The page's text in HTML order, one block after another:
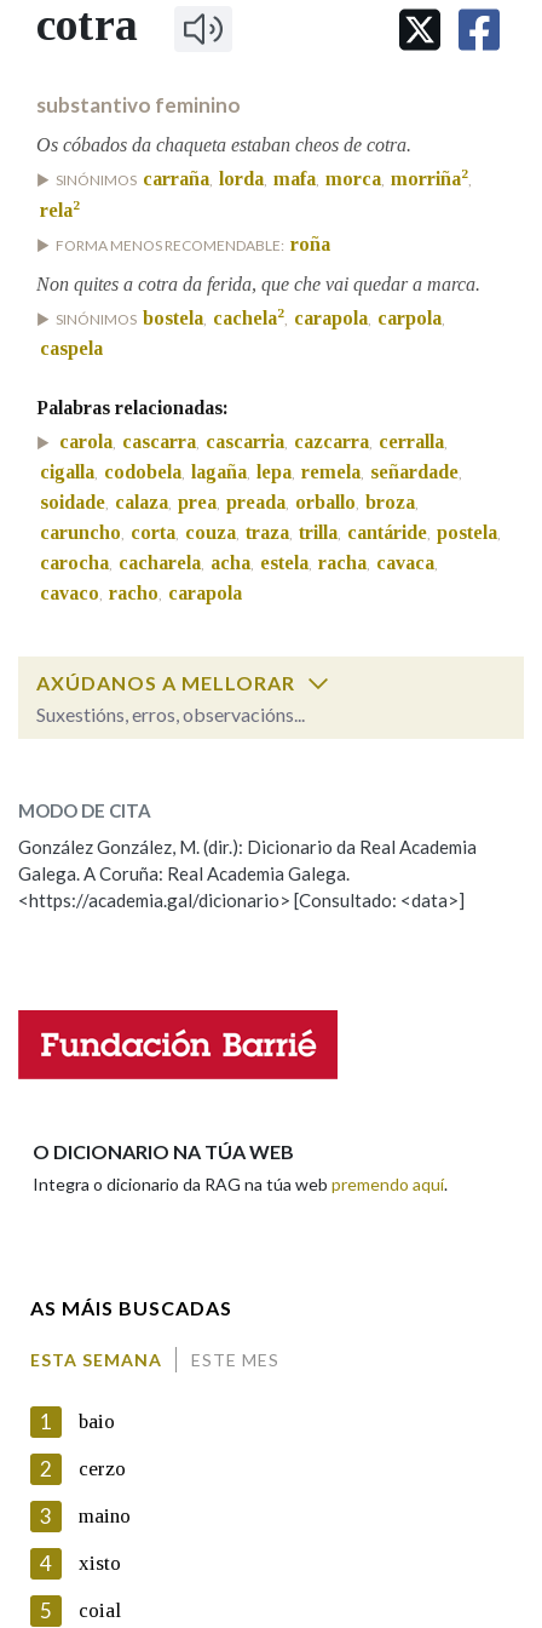
IDENTIDADE CORPORATIVA
MARCIAL DEL ADALID
FIGURAS HOMENAXEADAS
PRIMAVERA DAS LETRAS
PORTAL DAS PALABRAS
Facebook
TwitterYoutubeInstagram
Bluesky
BUSCAR NOS LEMAS
Remata por
Nos exemplos
OUTRAS OPCIÓNS DE BUSCA
cotra
substantivo feminino
Os cóbados da chaqueta estaban cheos de cotra.
SINÓNIMOS carraña, lorda, mafa, morca, morriña2,
rela2
FORMA MENOS RECOMENDABLE: roña
Non quites a cotra da ferida, que che vai quedar a marca.
SINÓNIMOS bostela, cachela2, carapola, carpola,
caspela
Palabras relacionadas:
carola, cascarra, cascarria, cazcarra, cerralla,
cigalla, codobela, lagaña, lepa, remela, señardade,
soidade, calaza, prea, preada, orballo, broza,
caruncho, corta, couza, traza, trilla, cantáride, postela,
carocha, cacharela, acha, estela, racha, cavaca,
cavaco, racho, carapola
AXÚDANOS A MELLORAR
Suxestións, erros, observacións...
ESCOLLE UNHA OPCIÓN:
Observación Hai un erro na palabra
Propoño mellorar a definición
Nome
En cumprimento da normativa vixente en materia de
Protección de Datos de Carácter Persoal, a Real Academia
Galega informa a aqueles usuarios que faciliten o seu correo
electrónico, así como calquera outra información de carácter
persoal, que estes datos serán obxecto de tratamento
MODO DE CITA
González González, M. (dir.): Dicionario da Real Academia
Galega. A Coruña: Real Academia Galega.
<https://academia.gal/dicionario> [Consultado: <data>]
O DICIONARIO NA TÚA WEB
Integra o dicionario da RAG na túa web premendo aquí.
AS MÁIS BUSCADAS
ESTA SEMANA ESTE MES
1 baio
2 cerzo
3 maino
4 xisto
5 coial